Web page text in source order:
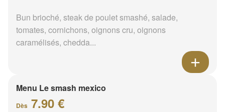
Bun brioché, steak de poulet smashé, salade,
tomates, cornichons, oignons cru, oignons
caramélisés, chedda...
Menu Le smash mexico
Dès 7.90 €